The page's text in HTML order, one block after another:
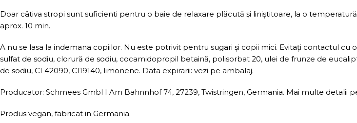
Doar câtiva stropi sunt suficienti pentru o baie de relaxare plăcută și liniștitoare, la o
aprox. 10 min.
A nu se lasa la indemana copiilor. Nu este potrivit pentru sugari și copii mici. Evitați contactul
sulfat de sodiu, clorură de sodiu, cocamidopropil betaină, polisorbat 20, ulei de frunze de
de sodiu, CI 42090, CI19140, limonene. Data expirarii: vezi pe ambalaj.
Producator: Schmees GmbH Am Bahnnhof 74, 27239, Twistringen, Germania. Mai multe detalii
Produs vegan, fabricat in Germania.